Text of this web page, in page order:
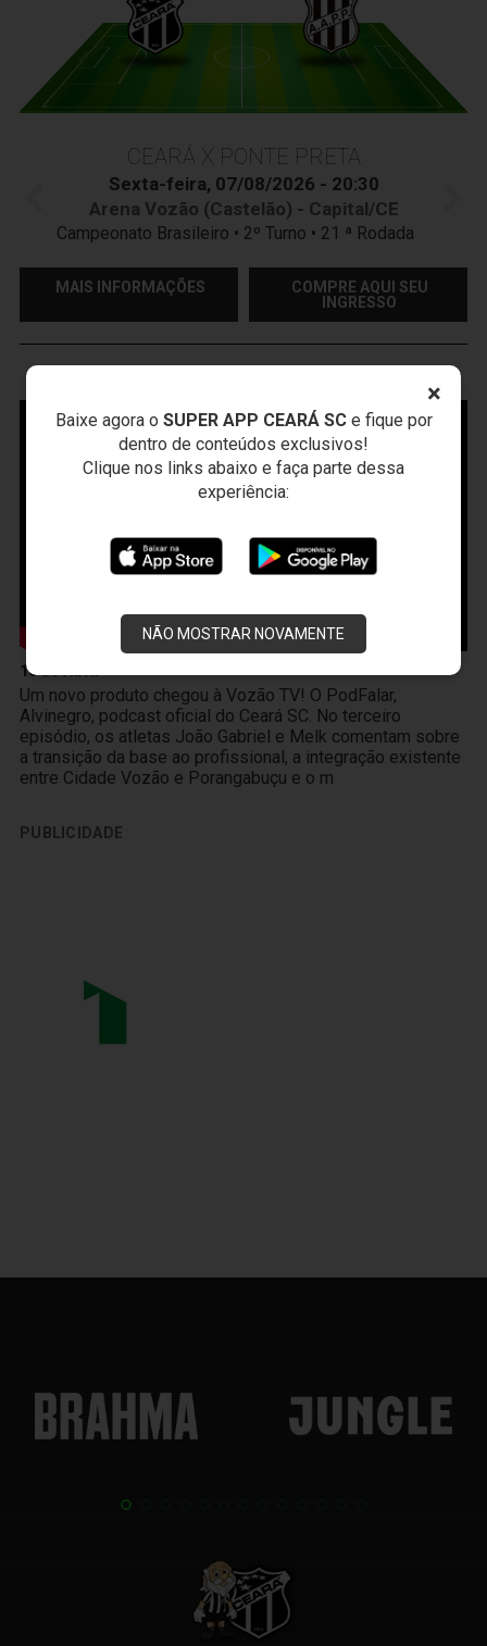
×
Baixe agora o SUPER APP CEARÁ SCe fique por
dentro de conteúdos exclusivos!
Clique nos links abaixo e faça parte dessa
experiência:
NÃO MOSTRAR NOVAMENTE
CEARÁ X PONTE PRETA
Sexta-feira, 07/08/2026 - 20:30
Arena Vozão (Castelão) - Capital/CE
Campeonato Brasileiro • 2º Turno • 21 ª Rodada
MAIS INFORMAÇÕES
COMPRE AQUI SEU
INGRESSO
10 de Abril
Um novo produto chegou à Vozão TV! O PodFalar,
Alvinegro, podcast oficial do Ceará SC. No terceiro
episódio, os atletas João Gabriel e Melk comentam sobre
a transição da base ao profissional, a integração existente
entre Cidade Vozão e Porangabuçu e o m
PUBLICIDADE